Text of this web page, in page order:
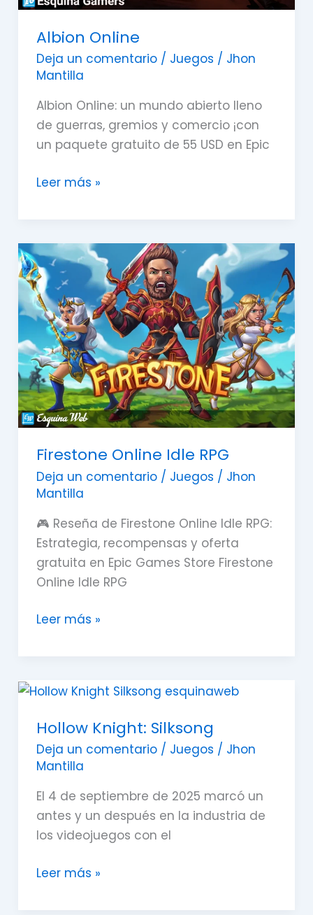
Albion Online
Deja un comentario / Juegos / Jhon
Mantilla
Albion Online: un mundo abierto lleno
de guerras, gremios y comercio ¡con
un paquete gratuito de 55 USD en Epic
Leer más »
Firestone Online Idle RPG
Deja un comentario / Juegos / Jhon
Mantilla
🎮 Reseña de Firestone Online Idle RPG:
Estrategia, recompensas y oferta
gratuita en Epic Games Store Firestone
Online Idle RPG
Firestone
Online
Idle
RPG
Leer más »
Hollow Knight: Silksong
Deja un comentario / Juegos / Jhon
Mantilla
El 4 de septiembre de 2025 marcó un
antes y un después en la industria de
los videojuegos con el
Hollow
Silksong
Leer más »